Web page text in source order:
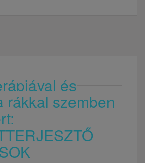
és
rákkal szemben